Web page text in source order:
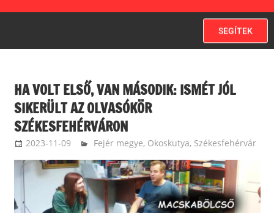
SEGÍTEK
HA VOLT ELSŐ, VAN MÁSODIK: ISMÉT JÓL
SIKERÜLT AZ OLVASÓKÖR
SZÉKESFEHÉRVÁRON
2023-11-09 fenekes roland
Fejér megye, Okoskutya, Székesfehérvár